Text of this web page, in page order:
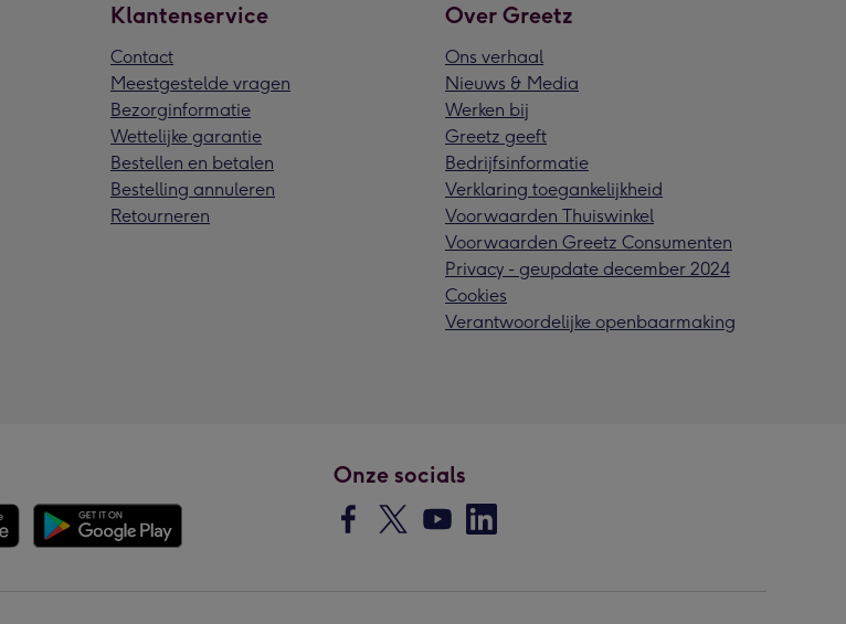
Klantenservice
Contact
Meestgestelde vragen
Bezorginformatie
Wettelijke garantie
Bestellen en betalen
Bestelling annuleren
Retourneren
Over Greetz
Ons verhaal
Nieuws & Media
Werken bij
Greetz geeft
Bedrijfsinformatie
Verklaring toegankelijkheid
Voorwaarden Thuiswinkel
Voorwaarden Greetz Consumenten
Privacy - geupdate december 2024
Cookies
Verantwoordelijke openbaarmaking
Onze socials